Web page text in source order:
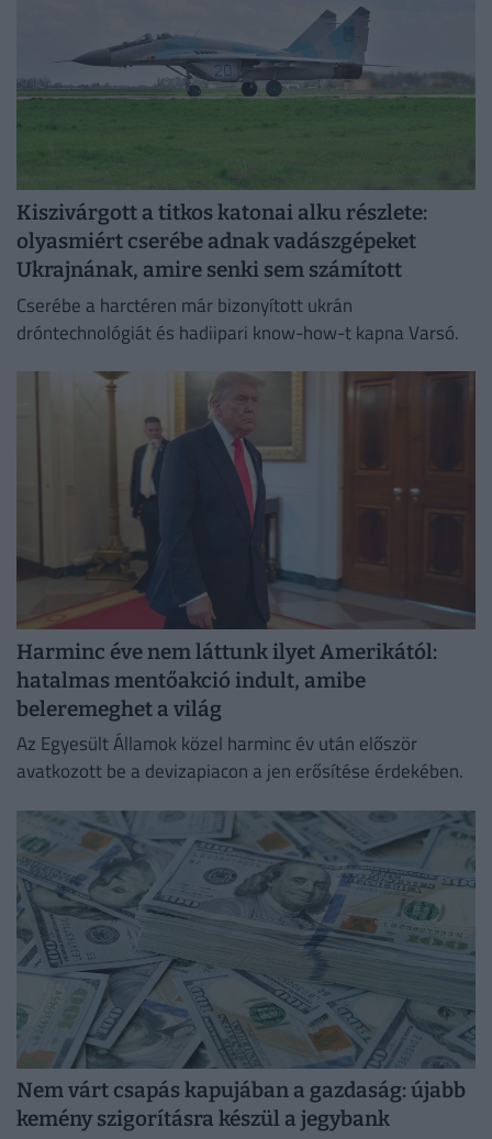
Kiszivárgott a titkos katonai alku részlete:
olyasmiért cserébe adnak vadászgépeket
Ukrajnának, amire senki sem számított
Cserébe a harctéren már bizonyított ukrán
dróntechnológiát és hadiipari know-how-t kapna Varsó.
Harminc éve nem láttunk ilyet Amerikától:
hatalmas mentőakció indult, amibe
beleremeghet a világ
Az Egyesült Államok közel harminc év után először
avatkozott be a devizapiacon a jen erősítése érdekében.
Nem várt csapás kapujában a gazdaság: újabb
kemény szigorításra készül a jegybank